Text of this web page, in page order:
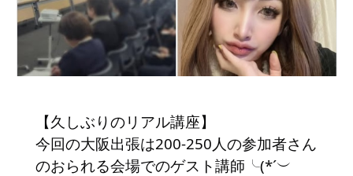
【久しぶりのリアル講座】
今回の大阪出張は200-250人の参加者さん
のおられる会場でのゲスト講師╰(*´︶